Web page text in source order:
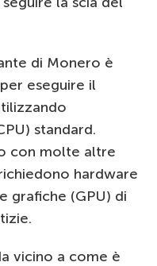
di Monero è
eseguire il
standard.
con molte altre
hardware
grafiche (GPU) di
vicino a come è